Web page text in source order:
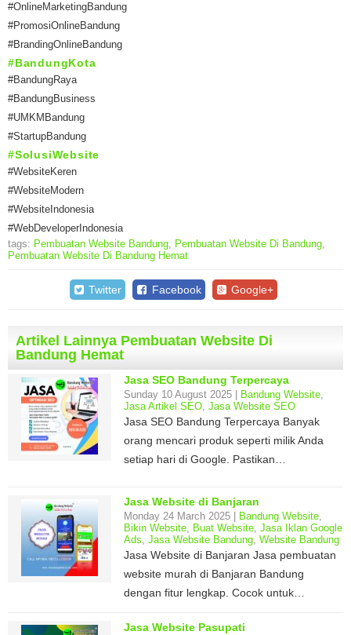
#OnlineMarketingBandung
#PromosiOnlineBandung
#BrandingOnlineBandung
#BandungKota
#BandungRaya
#BandungBusiness
#UMKMBandung
#StartupBandung
#SolusiWebsite
#WebsiteKeren
#WebsiteModern
#WebsiteIndonesia
#WebDeveloperIndonesia
tags: Pembuatan Website Bandung, Pembuatan Website Di Bandung,
Pembuatan Website Di Bandung Hemat
Twitter Facebook Google+
Artikel Lainnya Pembuatan Website Di
Bandung Hemat
Jasa SEO Bandung Terpercaya
Sunday 10 August 2025 | Bandung Website,
Jasa Artikel SEO, Jasa Website SEO
Jasa SEO Bandung Terpercaya Banyak
orang mencari produk seperti milik Anda
setiap hari di Google. Pastikan…
Jasa Website di Banjaran
Monday 24 March 2025 | Bandung Website,
Bikin Website, Buat Website, Jasa Iklan Google
Ads, Jasa Website Bandung, Website Bandung
Jasa Website di Banjaran Jasa pembuatan
website murah di Banjaran Bandung
dengan fitur lengkap. Cocok untuk…
Jasa Website Pasupati